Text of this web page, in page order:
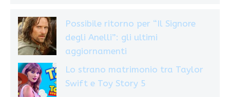
Possibile ritorno per “Il Signore
degli Anelli”: gli ultimi
aggiornamenti
Lo strano matrimonio tra Taylor
Swift e Toy Story 5